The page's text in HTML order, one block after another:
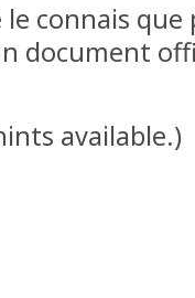
le connais
document
available.)